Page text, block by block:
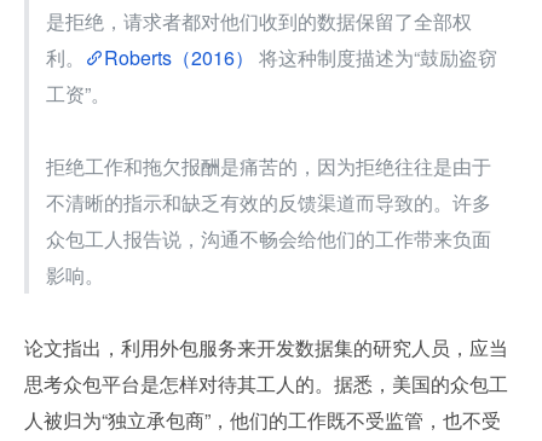
是拒绝，请求者都对他们收到的数据保留了全部权
利。
Roberts（2016）
将这种制度描述为“鼓励盗窃
工资”。
拒绝工作和拖欠报酬是痛苦的，因为拒绝往往是由于
不清晰的指示和缺乏有效的反馈渠道而导致的。许多
众包工人报告说，沟通不畅会给他们的工作带来负面
影响。
论文指出，利用外包服务来开发数据集的研究人员，应当
思考众包平台是怎样对待其工人的。据悉，美国的众包工
人被归为“独立承包商”，他们的工作既不受监管，也不受